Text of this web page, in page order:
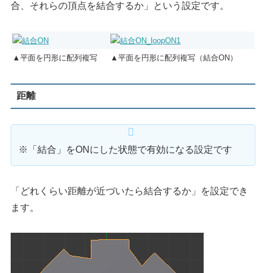
合、それらの頂点を結合するか」という設定です。
▲平面を円形に配列複写 ▲平面を円形に配列複写（結合ON）
距離
※「結合」をONにした状態で有効になる設定です
「どれくらい距離が近づいたら結合するか」を設定でき
ます。